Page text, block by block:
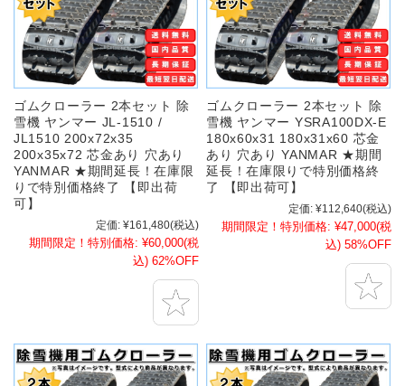
ゴムクローラー 2本セット 除
雪機 ヤンマー JL-1510 /
JL1510 200x72x35
200x35x72 芯金あり 穴あり
YANMAR ★期間延長！在庫限
りで特別価格終了 【即出荷
可】
定価: ¥161,480(税込)
期間限定！特別価格: ¥60,000(税
込) 62%OFF
ゴムクローラー 2本セット 除
雪機 ヤンマー YSRA100DX-E
180x60x31 180x31x60 芯金
あり 穴あり YANMAR ★期間
延長！在庫限りで特別価格終
了 【即出荷可】
定価: ¥112,640(税込)
期間限定！特別価格: ¥47,000(税
込) 58%OFF